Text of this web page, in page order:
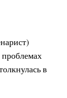
в